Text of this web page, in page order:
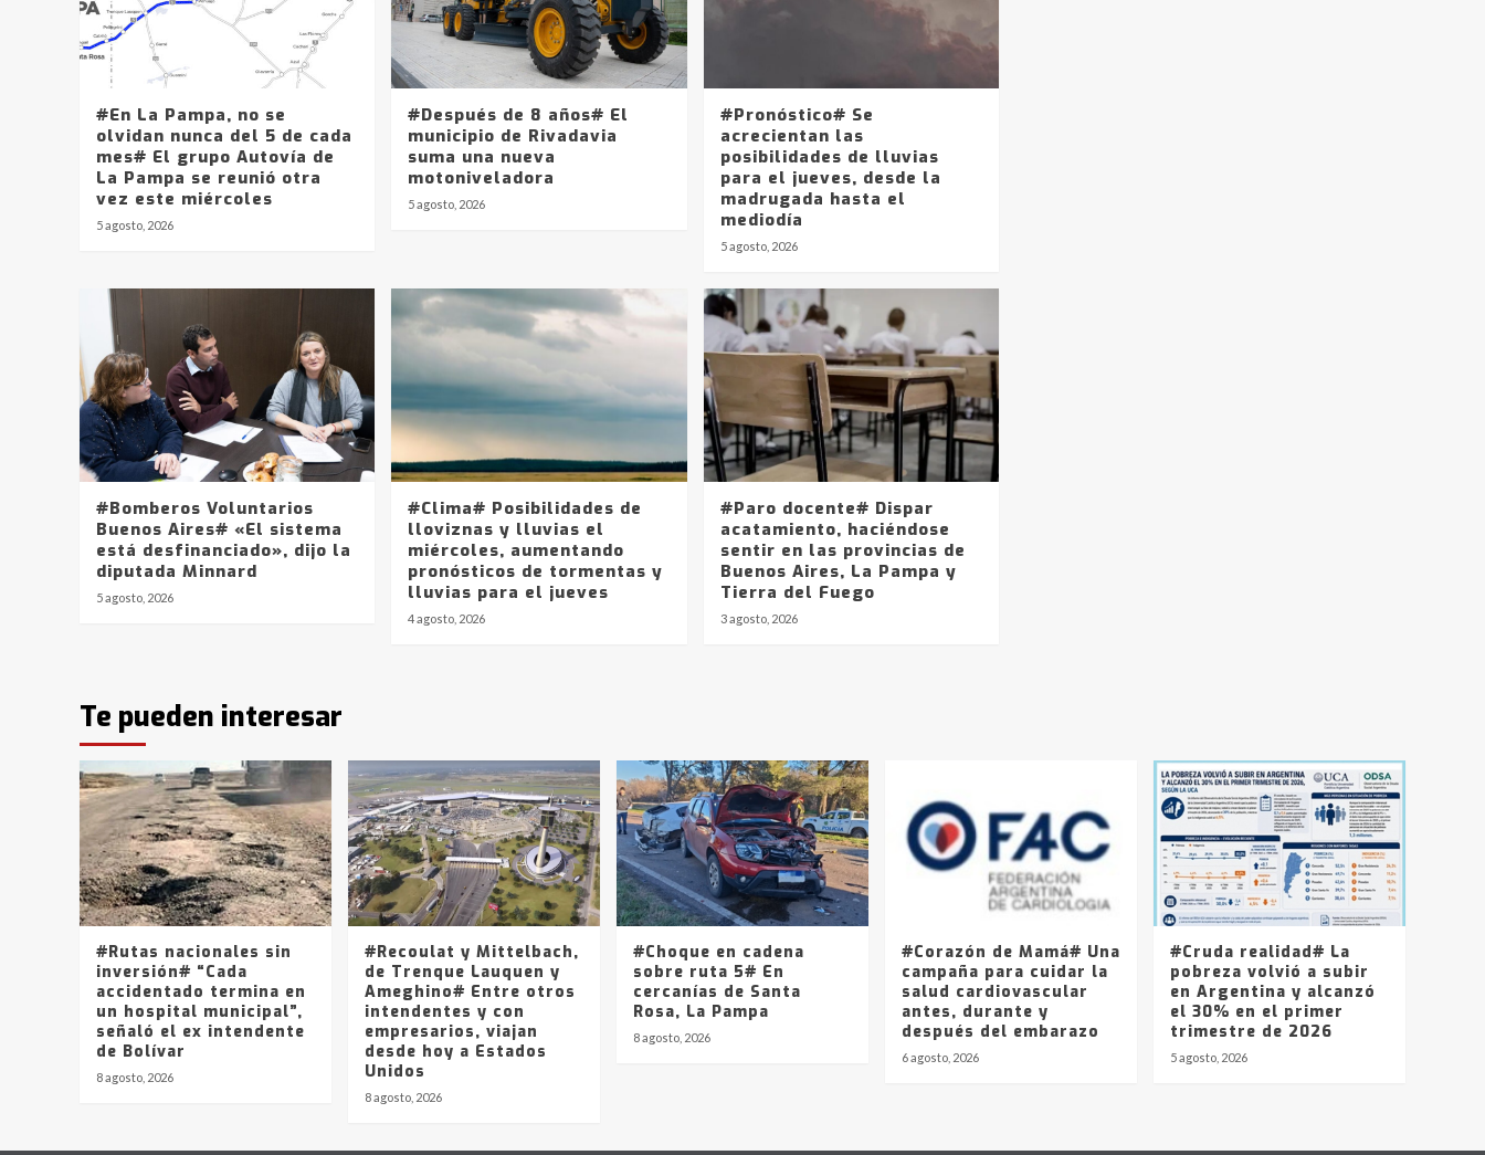
#En La Pampa, no se
olvidan nunca del 5 de cada
mes# El grupo Autovía de
La Pampa se reunió otra
vez este miércoles
5 agosto, 2026
#Después de 8 años# El
municipio de Rivadavia
suma una nueva
motoniveladora
5 agosto, 2026
#Pronóstico# Se
acrecientan las
posibilidades de lluvias
para el jueves, desde la
madrugada hasta el
mediodía
5 agosto, 2026
#Bomberos Voluntarios
Buenos Aires# «El sistema
está desfinanciado», dijo la
diputada Minnard
5 agosto, 2026
#Clima# Posibilidades de
lloviznas y lluvias el
miércoles, aumentando
pronósticos de tormentas y
lluvias para el jueves
4 agosto, 2026
#Paro docente# Dispar
acatamiento, haciéndose
sentir en las provincias de
Buenos Aires, La Pampa y
Tierra del Fuego
3 agosto, 2026
Te pueden interesar
#Rutas nacionales sin
inversión# “Cada
accidentado termina en
un hospital municipal”,
señaló el ex intendente
de Bolívar
8 agosto, 2026
#Recoulat y Mittelbach,
de Trenque Lauquen y
Ameghino# Entre otros
intendentes y con
empresarios, viajan
desde hoy a Estados
Unidos
8 agosto, 2026
#Choque en cadena
sobre ruta 5# En
cercanías de Santa
Rosa, La Pampa
8 agosto, 2026
#Corazón de Mamá# Una
campaña para cuidar la
salud cardiovascular
antes, durante y
después del embarazo
6 agosto, 2026
#Cruda realidad# La
pobreza volvió a subir
en Argentina y alcanzó
el 30% en el primer
trimestre de 2026
5 agosto, 2026